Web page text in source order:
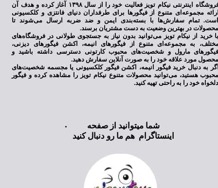
فروشگاه اینترنتی نیکام تویز فعالیت خود را از سال ۱۳۹۸ آغاز کرده و هدف آن
مجموعه‌ای متنوع از فیگورها برای طرفداران دنیای فانتزی و کلکسیونی
تمام سفارش‌ها با بسته‌بندی ایمن و ضد ضربه ارسال می‌شوند تا
در بهترین وضعیت به دست مشتریان برسند.
خرید از نیکام تویز می‌توانید بدون نیاز به جستجوی طولانی در فروشگاه‌های
به مجموعه‌ای متنوع از فیگورهای انیمه، اکشن فیگورهای دیزنی،
مارول و شخصیت‌های محبوب کارتونی دسترسی داشته باشید و
مورد علاقه خود را به صورت آنلاین سفارش دهید.
به دنبال خرید فیگور انیمه، اکشن فیگور کلکسیونی یا مجسمه شخصیت‌های
هستید، می‌توانید محصولات متنوع نیکام تویز را مشاهده کرده و فیگور
خود را به راحتی تهیه کنید.
شما میتوانید از صفحه
اینستاگرام هم ما رو دنبال کنید